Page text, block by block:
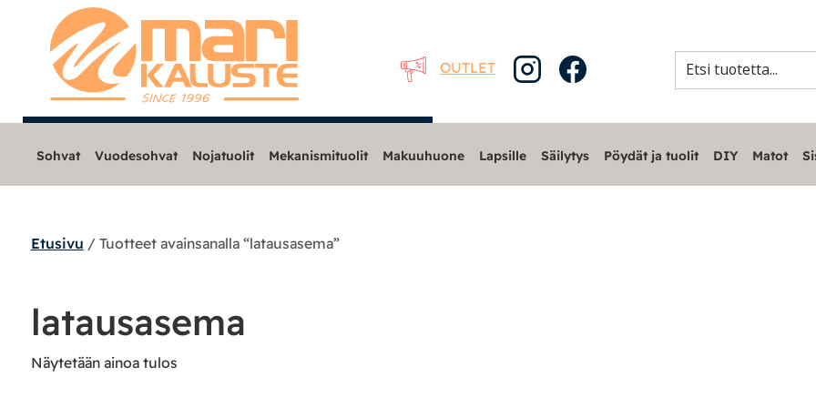
OUTLET
Sohvat
Nojatuolit
Mekanismituolit
Sohvat Vuodesohvat Nojatuolit Mekanismituolit Makuuhuone Lapsille Säilytys Pöydät ja tuolit DIY Matot
Etusivu / Tuotteet avainsanalla “latausasema”
latausasema
Näytetään ainoa tulos